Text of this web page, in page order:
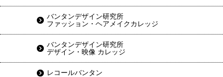
バンタンデザイン研究所
ファッション・ヘアメイクカレッジ
バンタンデザイン研究所
デザイン・映像 カレッジ
レコールバンタン